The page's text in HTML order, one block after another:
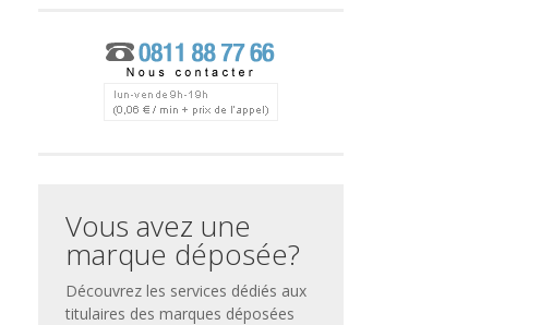
Vous avez une
marque déposée?
Découvrez les services dédiés aux
titulaires des marques déposées